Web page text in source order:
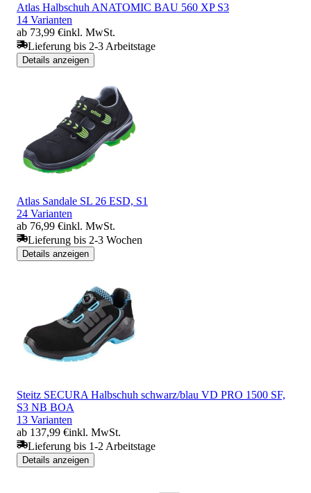
Atlas Halbschuh ANATOMIC BAU 560 XP S3
14 Varianten
ab 73,99 €inkl. MwSt.
Lieferung bis 2-3 Arbeitstage
Details anzeigen
Atlas Sandale SL 26 ESD, S1
24 Varianten
ab 76,99 €inkl. MwSt.
Lieferung bis 2-3 Wochen
Details anzeigen
Steitz SECURA Halbschuh schwarz/blau VD PRO 1500 SF,
S3 NB BOA
13 Varianten
ab 137,99 €inkl. MwSt.
Lieferung bis 1-2 Arbeitstage
Details anzeigen